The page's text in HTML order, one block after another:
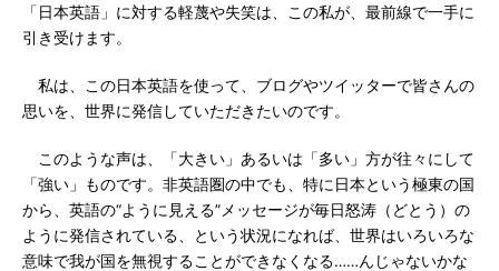
「日本英語」に対する軽蔑や失笑は、この私が、最前線で一手に
引き受けます。
私は、この日本英語を使って、ブログやツイッターで皆さんの
思いを、世界に発信していただきたいのです。
このような声は、「大きい」あるいは「多い」方が往々にして
「強い」ものです。非英語圏の中でも、特に日本という極東の国
から、英語の“ように見える”メッセージが毎日怒涛（どとう）の
ように発信されている、という状況になれば、世界はいろいろな
意味で我が国を無視することができなくなる……んじゃないかな